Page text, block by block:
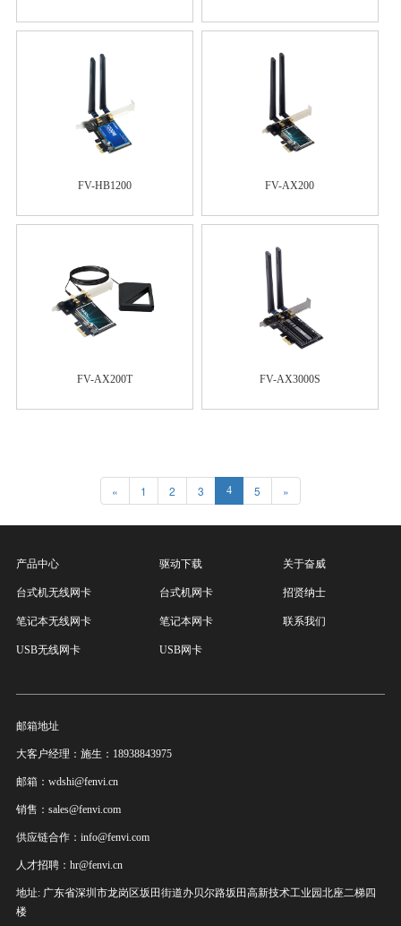
FV-HB1200 FV-AX200
FV-AX200T FV-AX3000S
« 1 2 3 4 5 »
产品中心
台式机无线网卡
笔记本无线网卡
USB无线网卡
驱动下载
台式机网卡
笔记本网卡
USB网卡
关于奋威
招贤纳士
联系我们
邮箱地址
大客户经理：施生：18938843975
邮箱：wdshi@fenvi.cn
销售：sales@fenvi.com
供应链合作：info@fenvi.com
人才招聘：hr@fenvi.cn
地址: 广东省深圳市龙岗区坂田街道办贝尔路坂田高新技术工业园北座二梯四
楼